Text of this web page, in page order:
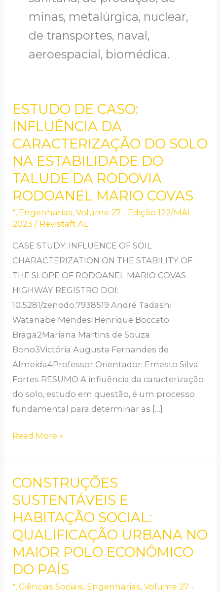
minas, metalúrgica, nuclear,
de transportes, naval,
aeroespacial, biomédica.
ESTUDO DE CASO:
INFLUÊNCIA DA
CARACTERIZAÇÃO DO SOLO
NA ESTABILIDADE DO
TALUDE DA RODOVIA
RODOANEL MARIO COVAS
*, Engenharias,Volume 27 - Edição 122/MAI
2023 / Revistaft AL
CASE STUDY: INFLUENCE OF SOIL
CHARACTERIZATION ON THE STABILITY OF
THE SLOPE OF RODOANEL MARIO COVAS
HIGHWAY REGISTRO DOI:
10.5281/zenodo.7938519 André Tadashi
Watanabe Mendes1Henrique Boccato
Braga2Mariana Martins de Souza
Bono3Victória Augusta Fernandes de
Almeida4Professor Orientador: Ernesto Silva
Fortes RESUMO A influência da caracterização
do solo, estudo em questão, é um processo
fundamental para determinar as […]
ESTUDO
DE
CASO:
INFLUÊNCIA
DA
CARACTERIZAÇÃO
DO
SOLO
NA
ESTABILIDADE
DO
TALUDE
DA
RODOVIA
RODOANEL
MARIO
COVAS
Read More »
CONSTRUÇÕES
SUSTENTÁVEIS E
HABITAÇÃO SOCIAL:
QUALIFICAÇÃO URBANA NO
MAIOR POLO ECONÔMICO
DO PAÍS
*,Ciências Sociais, Engenharias,Volume 27 -
CONSTRUÇÕES
SUSTENTÁVEIS
E
SOCIAL:
QUALIFICAÇÃO
URBANA
NO